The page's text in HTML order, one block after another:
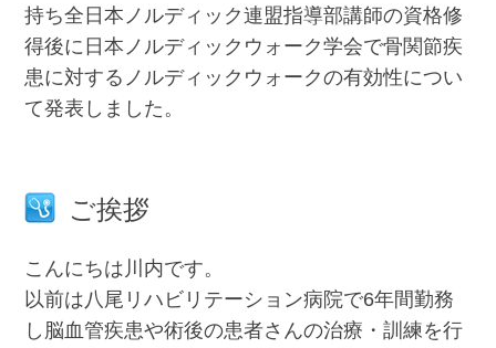
持ち全日本ノルディック連盟指導部講師の資格修
得後に日本ノルディックウォーク学会で骨関節疾
患に対するノルディックウォークの有効性につい
て発表しました。
ご挨拶
こんにちは川内です。
以前は八尾リハビリテーション病院で6年間勤務
し脳血管疾患や術後の患者さんの治療・訓練を行